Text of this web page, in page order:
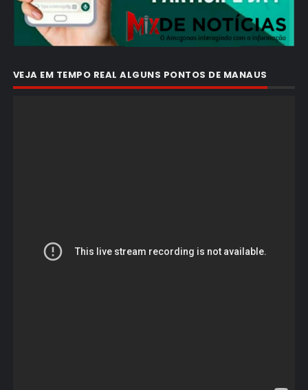
VEJA EM TEMPO REAL ALGUNS PONTOS DE MANAUS